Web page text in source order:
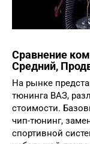
Сравнение
Средний,
На рынке
тюнинга ВАЗ,
стоимости.
чип-тюнинг,
спортивной